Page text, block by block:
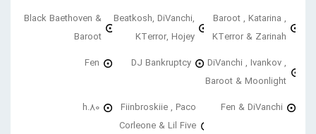
Baroot , Katarina ,
KTerror & Zarinah
Beatkosh, DiVanchi,
KTerror, Hojey
Black Baethoven &
Baroot
DiVanchi , Ivankov ,
Baroot & Moonlight
DJ Bankruptcy
Fen
Fen & DiVanchi
Fiinbroskiie , Paco
Corleone & Lil Five
h.80